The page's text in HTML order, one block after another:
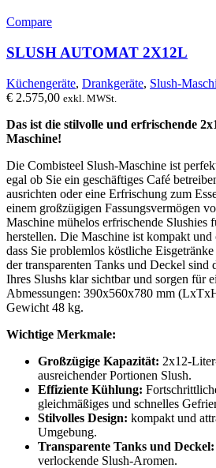
Compare
SLUSH AUTOMAT 2X12L
Küchengeräte, Drankgeräte, Slush-
€ 2.575,00 exkl. MWSt.
Das ist die stilvolle und erfrischende
Maschine!
Die Combisteel Slush-Maschine ist
egal ob Sie ein geschäftiges Café
ausrichten oder eine Erfrischung zum
einem großzügigen Fassungsvermögen
Maschine mühelos erfrischende Slushies
herstellen. Die Maschine ist kompakt und
dass Sie problemlos köstliche
der transparenten Tanks und Deckel sind
Ihres Slushs klar sichtbar und sorgen für
Abmessungen: 390x560x780 mm
Gewicht 48 kg.
Wichtige Merkmale:
Großzügige Kapazität: 2x12-
ausreichender Portionen Slush.
Effiziente Kühlung:
gleichmäßiges und schnelles
Stilvolles Design: kompakt und
Umgebung.
Transparente Tanks und Deckel:
verlockende Slush-Aromen.